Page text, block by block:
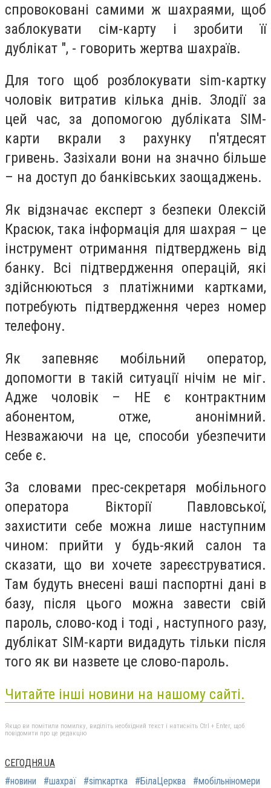
спровоковані самими ж шахраями, щоб
заблокувати сім-карту і зробити її
дублікат ", - говорить жертва шахраїв.
Для того щоб розблокувати sim-картку
чоловік витратив кілька днів. Злодії за
цей час, за допомогою дубліката SIM-
карти вкрали з рахунку п'ятдесят
гривень. Зазіхали вони на значно більше
– на доступ до банківських заощаджень.
Як відзначає експерт з безпеки Олексій
Красюк, така інформація для шахрая – це
інструмент отримання підтверджень від
банку. Всі підтвердження операцій, які
здійснюються з платіжними картками,
потребують підтвердження через номер
телефону.
Як запевняє мобільний оператор,
допомогти в такій ситуації нічім не міг.
Адже чоловік – НЕ є контрактним
абонентом, отже, анонімний.
Незважаючи на це, способи убезпечити
себе є.
За словами прес-секретаря мобільного
оператора Вікторії Павловської,
захистити себе можна лише наступним
чином: прийти у будь-який салон та
сказати, що ви хочете зареєструватися.
Там будуть внесені ваші паспортні дані в
базу, після цього можна завести свій
пароль, слово-код і тоді , наступного разу,
дублікат SIM-карти видадуть тільки після
того як ви назвете це слово-пароль.
Читайте інші новини на нашому сайті.
Якщо ви помітили помилку, виділіть необхідний текст і натисніть Ctrl + Enter, щоб
повідомити про це редакцію
СЕГОДНЯ.UA
#новини
#шахраї #simкартка #БілаЦерква #мобільніномери